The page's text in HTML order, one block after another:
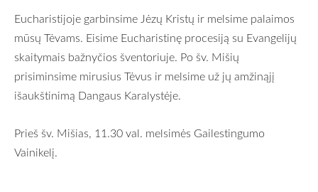
Eucharistijoje garbinsime Jėzų Kristų ir melsime palaimos
mūsų Tėvams. Eisime Eucharistinę procesiją su Evangelijų
skaitymais bažnyčios šventoriuje. Po šv. Mišių
prisiminsime mirusius Tėvus ir melsime už jų amžinąjį
išaukštinimą Dangaus Karalystėje.
Prieš šv. Mišias, 11.30 val. melsimės Gailestingumo
Vainikelį.